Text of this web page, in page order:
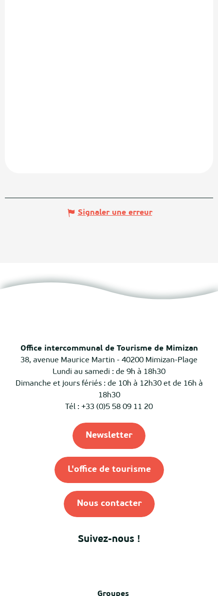
Signaler une erreur
Office intercommunal de Tourisme de Mimizan
38, avenue Maurice Martin - 40200 Mimizan-Plage
Lundi au samedi : de 9h à 18h30
Dimanche et jours fériés : de 10h à 12h30 et de 16h à
18h30
Tél : +33 (0)5 58 09 11 20
Newsletter
L'office de tourisme
Nous contacter
Suivez-nous !
Groupes